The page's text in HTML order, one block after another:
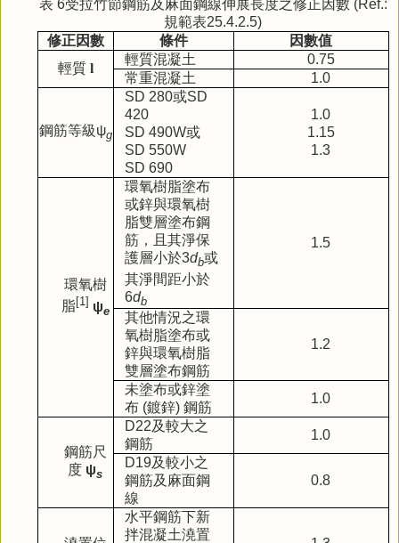
表 6受拉竹節鋼筋及麻面鋼線伸展長度之修正因數 (Ref.:
規範表25.4.2.5)
修正因數
條件
因數值
輕質 l
輕質混凝土
0.75
常重混凝土
1.0
鋼筋等級ψg
SD 280或SD
420
SD 490W或
SD 550W
SD 690
1.0
1.15
1.3
環氧樹
脂[1] ψe
環氧樹脂塗布
或鋅與環氧樹
脂雙層塗布鋼
筋，且其淨保
護層小於3db或
其淨間距小於
6db
1.5
其他情況之環
氧樹脂塗布或
鋅與環氧樹脂
雙層塗布鋼筋
1.2
未塗布或鋅塗
布(鍍鋅) 鋼筋
1.0
鋼筋尺
度 ψs
D22及較大之
鋼筋
1.0
D19及較小之
鋼筋及麻面鋼
線
0.8
水平鋼筋下新
拌混凝土澆置